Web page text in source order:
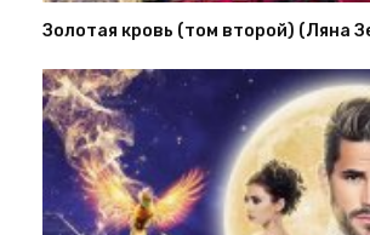
Золотая кровь (том второй) (Ляна